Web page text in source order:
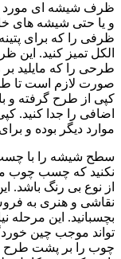
ظرف شیشه ای مورد
و یا حتی شیشه های
ظرفی را که برای
الکل تمیز کنید.
طرحی را که مایلید بر
صورت لازم است تا
کپی از طرح گرفته و
اضافی را جدا کنید.
موارد دیگر بوده و
سطح شیشه را با
نکنید که چسب چوب
از نوع بی رنگ
نقاشی و هنری به
بچسبانید. این مرحله
تواند موجب چین
چوب را بر پشت طرح